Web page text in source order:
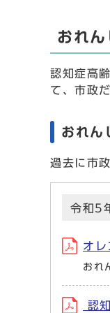
おれん
認知症高
て、市政
おれん
過去に市
令和5
オ
おれ
認